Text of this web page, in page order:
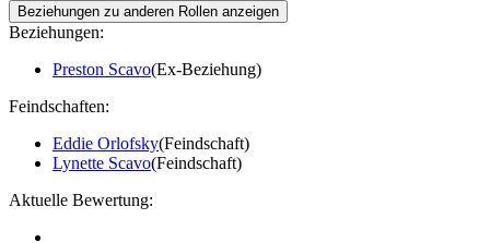
Beziehungen zu anderen Rollen anzeigen
Beziehungen:
Preston Scavo(Ex-Beziehung)
Feindschaften:
Eddie Orlofsky(Feindschaft)
Lynette Scavo(Feindschaft)
Aktuelle Bewertung: